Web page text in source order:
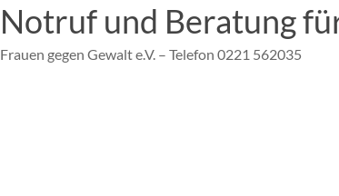
Notruf und Beratung
Frauen gegen Gewalt e.V. – Telefon 0221 562035